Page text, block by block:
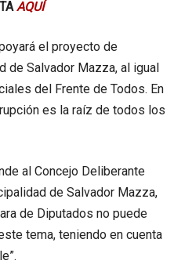
AQUÍ
el proyecto de
de Salvador Mazza, al igual
del Frente de Todos. En
es la raíz de todos los
al Concejo Deliberante
de Salvador Mazza,
de Diputados no puede
tema, teniendo en cuenta